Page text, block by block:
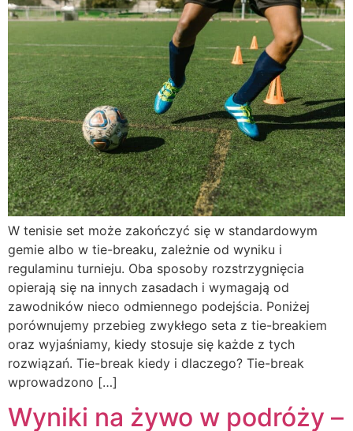
W tenisie set może zakończyć się w standardowym
gemie albo w tie-breaku, zależnie od wyniku i
regulaminu turnieju. Oba sposoby rozstrzygnięcia
opierają się na innych zasadach i wymagają od
zawodników nieco odmiennego podejścia. Poniżej
porównujemy przebieg zwykłego seta z tie-breakiem
oraz wyjaśniamy, kiedy stosuje się każde z tych
rozwiązań. Tie-break kiedy i dlaczego? Tie-break
wprowadzono […]
Wyniki na żywo w podróży –